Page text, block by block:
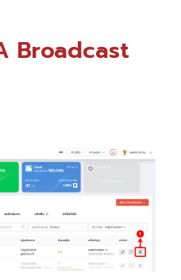
Broadcast